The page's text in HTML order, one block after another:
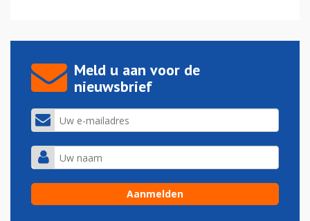
Meld u aan voor de
nieuwsbrief